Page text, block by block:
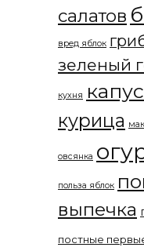
салатов
вред яблок
зеленый
кухня
курица
овсянка
польза яблок
выпечка
постные